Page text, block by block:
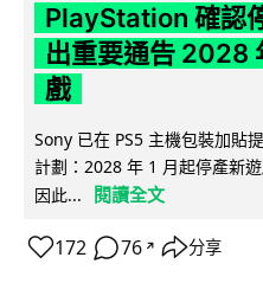
PlayStation 確認
出重要通告 2028
戲
Sony 已在 PS5 主機包裝加貼
計劃：2028 年 1 月起停產新
因此...
閱讀全文
172 76 ↗ 分享